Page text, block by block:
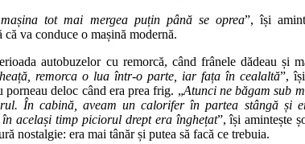
tot mai mergea puțin până se oprea”, își
că va conduce o mașină modernă.
autobuzelor cu remorcă, când frânele dădeau și
remorca o lua într-o parte, iar fața în cealaltă”,
deloc când era prea frig. „Atunci ne băgam sub
În cabină, aveam un calorifer în partea stângă și
același timp piciorul drept era înghețat”, își amintește
nostalgie: era mai tânăr și putea să facă ce trebuia.